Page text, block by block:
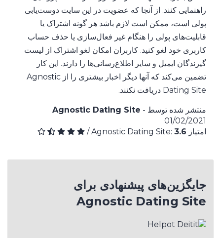
راهنمایی کنند. از آنجا که عضویت در این سایت دوست‌یابی
پولی است، ممکن است لازم باشد هر گونه اشتراک یا
قابلیت‌های پولی را هنگام غیر فعال‌سازی یا حذف حساب
کاربری خود لغو کنید. کاربران امکان لغو اشتراک از لیست
گیرندگان ایمیل و سایر اطلاع‌رسانی‌ها را دارند. این کار
تضمین می‌کند که آنها دیگر اخبار بیشتری را از Agnostic
Dating Site دریافت نکنند.
منتشر شده توسط Agnostic Dating Site -
01/02/2021
امتیاز Agnostic Dating Site: 3.6
/
جایگزین‌های پیشنهادی برای
Agnostic Dating Site